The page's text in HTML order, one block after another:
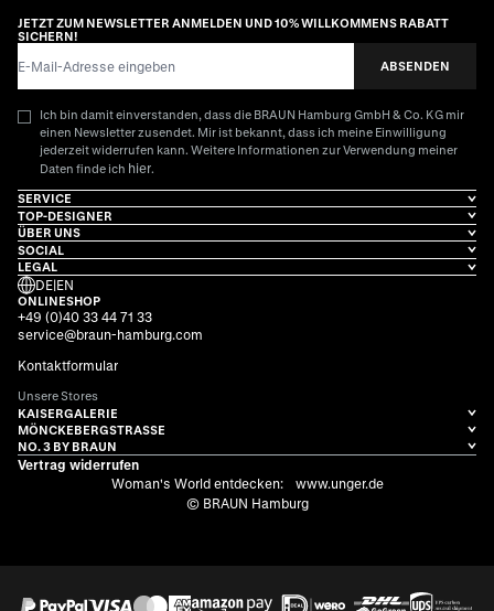
JETZT ZUM NEWSLETTER ANMELDEN UND 10% WILLKOMMENS RABATT
SICHERN!
ABSENDEN
Ich bin damit einverstanden, dass die BRAUN Hamburg GmbH & Co. KG mir
einen Newsletter zusendet. Mir ist bekannt, dass ich meine Einwilligung
jederzeit widerrufen kann. Weitere Informationen zur Verwendung meiner
Daten finde ich hier.
SERVICE
TOP-DESIGNER
ÜBER UNS
SOCIAL
LEGAL
DE|EN
ONLINESHOP
+49 (0)40 33 44 71 33
service@braun-hamburg.com
Kontaktformular
Unsere Stores
KAISERGALERIE
MÖNCKEBERGSTRASSE
NO. 3 BY BRAUN
Vertrag widerrufen
Woman's World entdecken:
www.unger.de
© BRAUN Hamburg